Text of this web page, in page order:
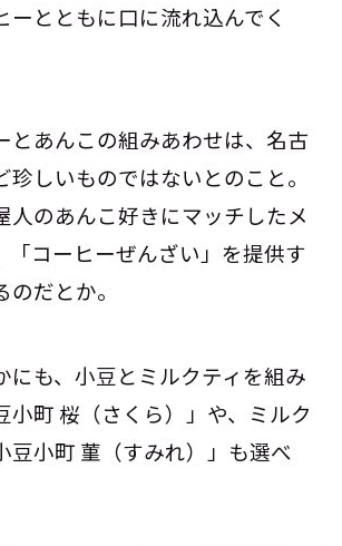
ーとともに口に流れ込んでく
とあんこの組みあわせは、名古
珍しいものではないとのこと。
人のあんこ好きにマッチしたメ
「コーヒーぜんざい」を提供す
だとか。
にも、小豆とミルクティを組み
小町 桜（さくら）」や、ミルク
豆小町 菫（すみれ）」も選べ